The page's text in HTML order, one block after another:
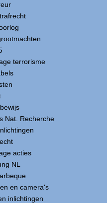
terrorisme
Nat. Recherche
acties
NL
en camera's
inlichtingen